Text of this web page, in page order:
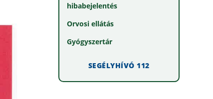
hibabejelentés
Orvosi ellátás
Gyógyszertár
SEGÉLYHÍVÓ 112